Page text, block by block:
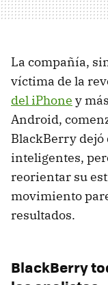
La compañía,
víctima de la
del iPhone y
Android,
BlackBerry
inteligentes,
reorientar su
movimiento
resultados.
BlackBerry